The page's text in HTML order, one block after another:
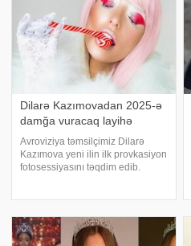
Dilarə Kazımovadan 2025-ə
damğa vuracaq layihə
Avroviziya təmsilçimiz Dilarə
Kazımova yeni ilin ilk provkasiyon
fotosessiyasını təqdim edib.
bacarıb. . D.Kazımova cəsarətli
sa